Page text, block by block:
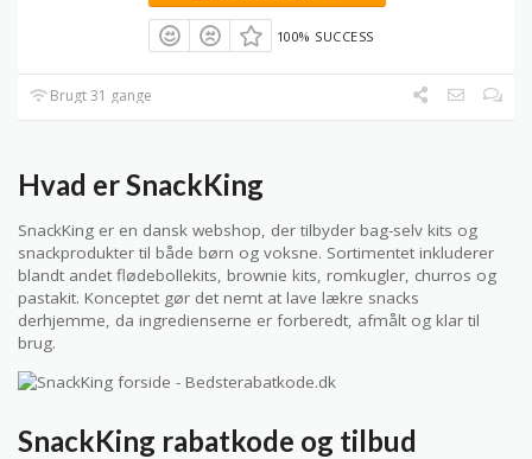
100% SUCCESS
Brugt 31 gange
Hvad er SnackKing
SnackKing er en dansk webshop, der tilbyder bag-selv kits og
snackprodukter til både børn og voksne. Sortimentet inkluderer
blandt andet flødebollekits, brownie kits, romkugler, churros og
pastakit. Konceptet gør det nemt at lave lækre snacks
derhjemme, da ingredienserne er forberedt, afmålt og klar til
brug.
SnackKing rabatkode og tilbud